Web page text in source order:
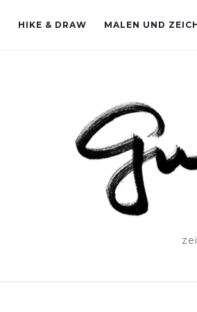
HIKE & DRAW MALEN UND